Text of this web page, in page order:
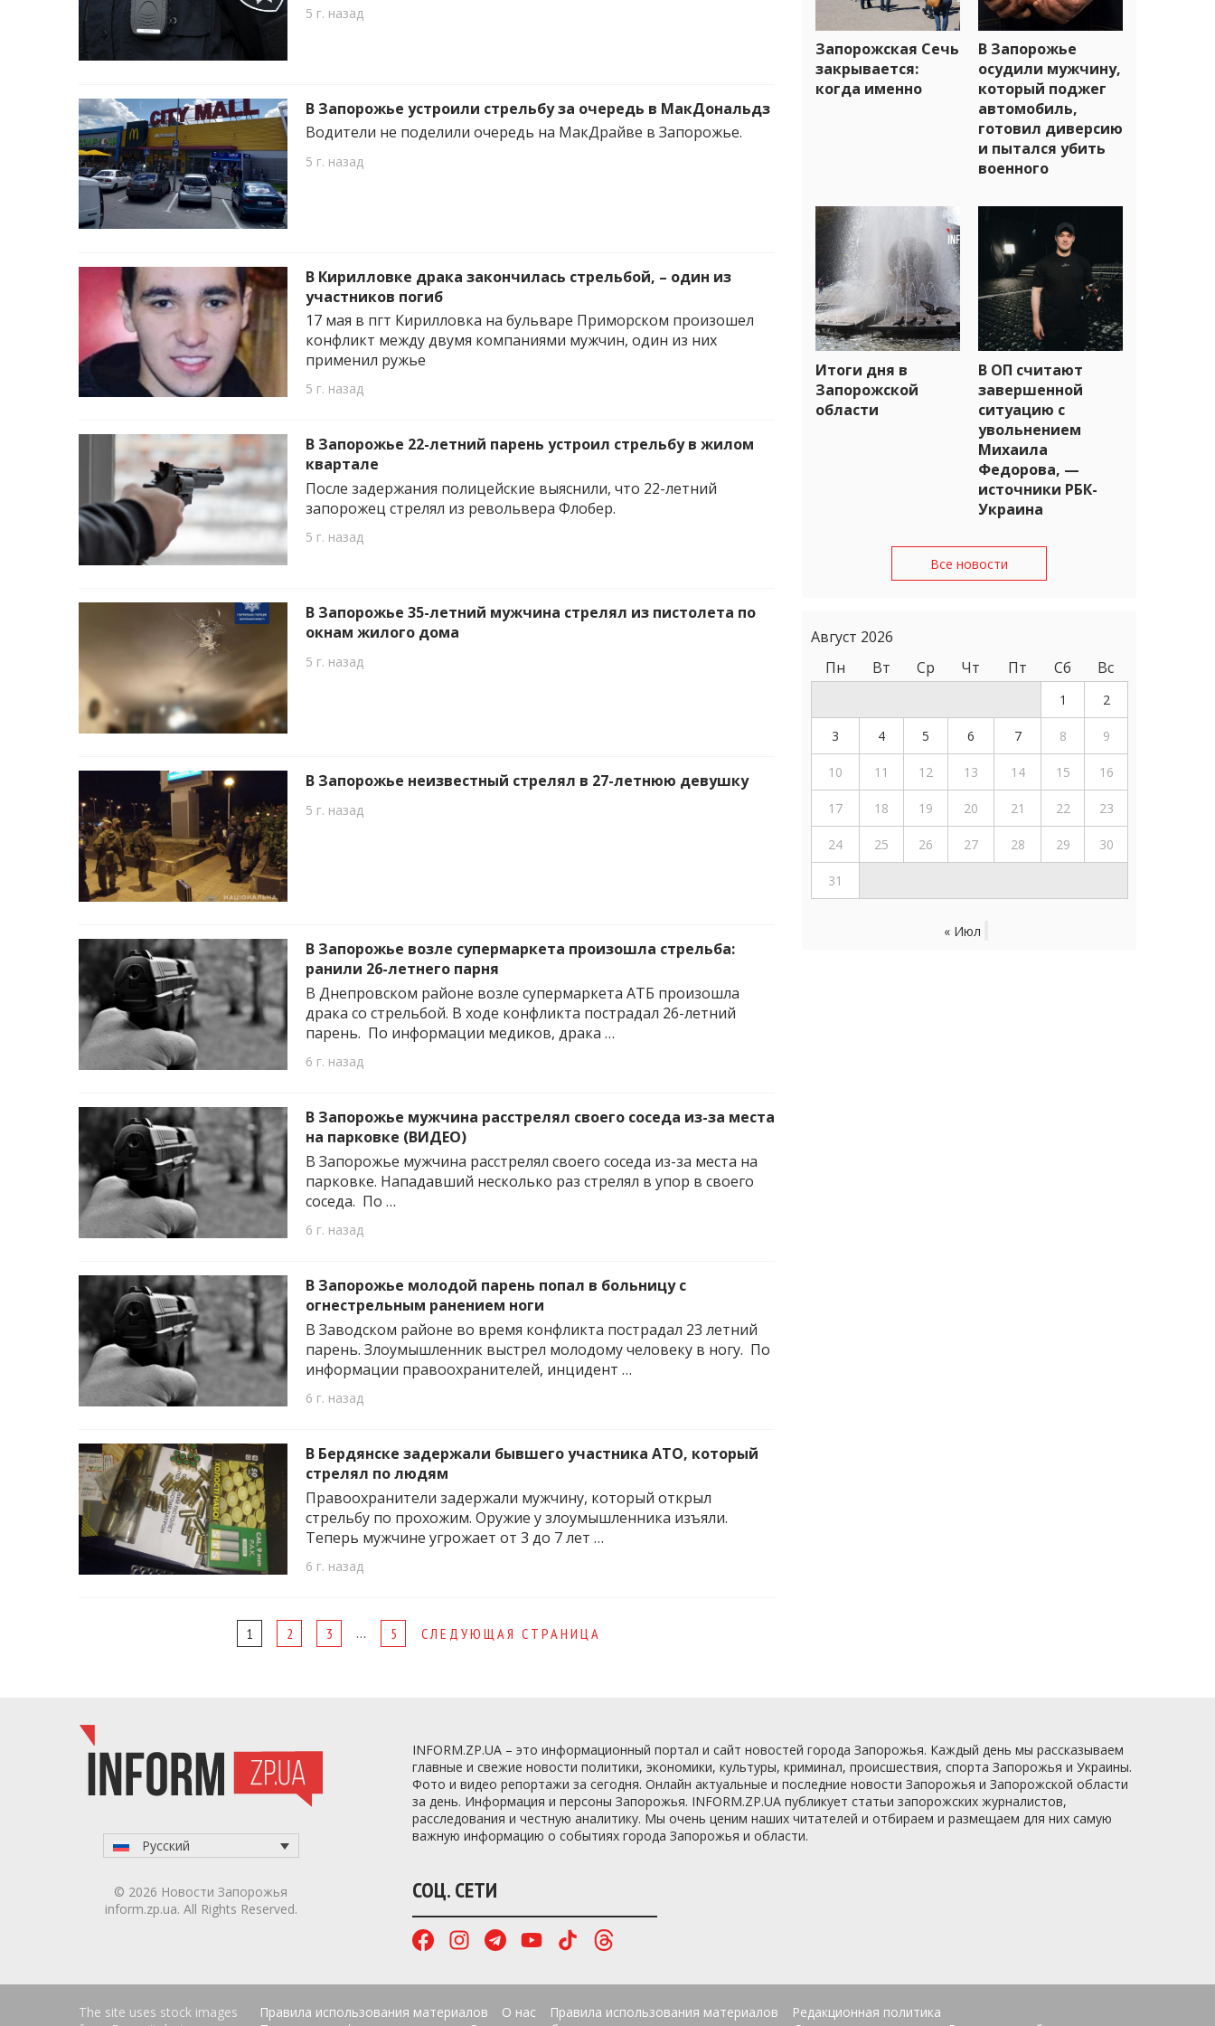
5 г. назад
В Запорожье устроили стрельбу за очередь в МакДональдз
Водители не поделили очередь на МакДрайве в Запорожье.
5 г. назад
В Кирилловке драка закончилась стрельбой, – один из
участников погиб
17 мая в пгт Кирилловка на бульваре Приморском произошел
конфликт между двумя компаниями мужчин, один из них
применил ружье
5 г. назад
В Запорожье 22-летний парень устроил стрельбу в жилом
квартале
После задержания полицейские выяснили, что 22-летний
запорожец стрелял из револьвера Флобер.
5 г. назад
В Запорожье 35-летний мужчина стрелял из пистолета по
окнам жилого дома
5 г. назад
В Запорожье неизвестный стрелял в 27-летнюю девушку
5 г. назад
В Запорожье возле супермаркета произошла стрельба:
ранили 26-летнего парня
В Днепровском районе возле супермаркета АТБ произошла
драка со стрельбой. В ходе конфликта пострадал 26-летний
парень. По информации медиков, драка …
6 г. назад
В Запорожье мужчина расстрелял своего соседа из-за места
на парковке (ВИДЕО)
В Запорожье мужчина расстрелял своего соседа из-за места на
парковке. Нападавший несколько раз стрелял в упор в своего
соседа. По …
6 г. назад
В Запорожье молодой парень попал в больницу с
огнестрельным ранением ноги
В Заводском районе во время конфликта пострадал 23 летний
парень. Злоумышленник выстрел молодому человеку в ногу. По
информации правоохранителей, инцидент …
6 г. назад
В Бердянске задержали бывшего участника АТО, который
стрелял по людям
Правоохранители задержали мужчину, который открыл
стрельбу по прохожим. Оружие у злоумышленника изъяли.
Теперь мужчине угрожает от 3 до 7 лет …
6 г. назад
1 2 3 … 5 СЛЕДУЮЩАЯ СТРАНИЦА
Запорожская Сечь
закрывается:
когда именно
В Запорожье
осудили мужчину,
который поджег
автомобиль,
готовил диверсию
и пытался убить
военного
Итоги дня в
Запорожской
области
В ОП считают
завершенной
ситуацию с
увольнением
Михаила
Федорова, —
источники РБК-
Украина
Все новости
Август 2026
Пн
Вт Ср Чт Пт Сб Вс
1 2
3 4 5 6 7 8 9
10 11 12 13 14 15 16
17 18 19 20 21 22 23
24 25 26 27 28 29 30
31
« Июл
INFORM.ZP.UA – это информационный портал и сайт новостей города Запорожья. Каждый день мы рассказываем
главные и свежие новости политики, экономики, культуры, криминал, происшествия, спорта Запорожья и Украины.
Фото и видео репортажи за сегодня. Онлайн актуальные и последние новости Запорожья и Запорожской области
за день. Информация и персоны Запорожья. INFORM.ZP.UA публикует статьи запорожских журналистов,
расследования и честную аналитику. Мы очень ценим наших читателей и отбираем и размещаем для них самую
важную информацию о событиях города Запорожья и области.
СОЦ. СЕТИ
Русский
© 2026 Новости Запорожья
inform.zp.ua. All Rights Reserved.
The site uses stock images
Правила использования материалов О нас Правила использования материалов
Редакционная политика